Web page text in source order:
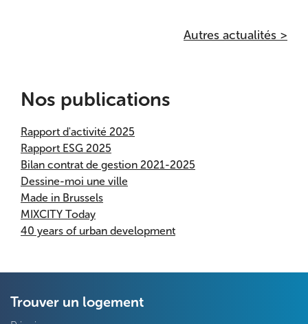
Autres actualités >
Nos publications
Rapport d'activité 2025
Rapport ESG 2025
Bilan contrat de gestion 2021-2025
Dessine-moi une ville
Made in Brussels
MIXCITY Today
40 years of urban development
Trouver un logement